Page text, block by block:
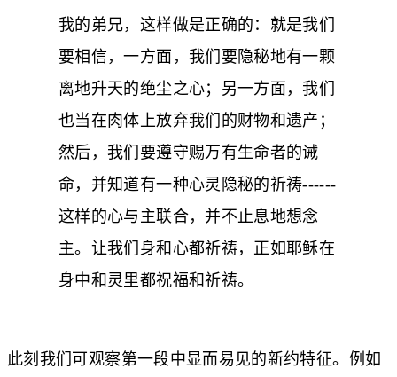
我的弟兄，这样做是正确的：就是我们
要相信，一方面，我们要隐秘地有一颗
离地升天的绝尘之心；另一方面，我们
也当在肉体上放弃我们的财物和遗产；
然后，我们要遵守赐万有生命者的诫
命，并知道有一种心灵隐秘的祈祷------
这样的心与主联合，并不止息地想念
主。让我们身和心都祈祷，正如耶稣在
身中和灵里都祝福和祈祷。
此刻我们可观察第一段中显而易见的新约特征。例如